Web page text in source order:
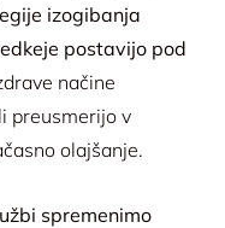
izogibanja
postavijo pod
načine
preusmerijo v
olajšanje.
spremenimo